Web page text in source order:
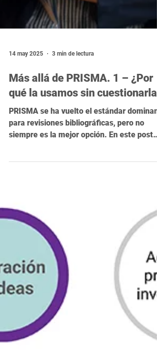
14 may 2025 3 min de lectura
Más allá de PRISMA. 1 – ¿Por
qué la usamos sin cuestionarla?